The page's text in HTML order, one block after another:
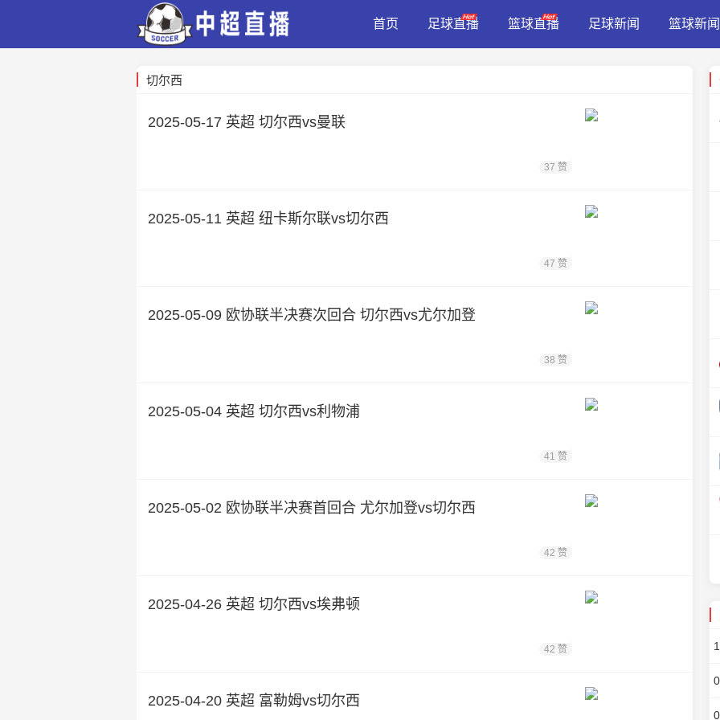
首页 足球直播 篮球直播 足球新闻 篮球新闻
切尔西
2025-05-17 英超 切尔西vs曼联
37 赞
2025-05-11 英超 纽卡斯尔联vs切尔西
47 赞
2025-05-09 欧协联半决赛次回合 切尔西vs尤尔加登
38 赞
2025-05-04 英超 切尔西vs利物浦
41 赞
2025-05-02 欧协联半决赛首回合 尤尔加登vs切尔西
42 赞
2025-04-26 英超 切尔西vs埃弗顿
42 赞
2025-04-20 英超 富勒姆vs切尔西